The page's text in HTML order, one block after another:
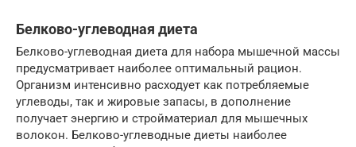
Белково-углеводная диета
Белково-углеводная диета для набора мышечной массы
предусматривает наиболее оптимальный рацион.
Организм интенсивно расходует как потребляемые
углеводы, так и жировые запасы, в дополнение
получает энергию и стройматериал для мышечных
волокон. Белково-углеводные диеты наиболее